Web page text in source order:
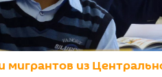
мигрантов из